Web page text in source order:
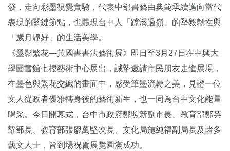
發，走向彩墨視覺實驗，代表中部書藝由典範承續邁向當代
表現的關鍵節點，也體現台中人「蹽溪過嶺」的堅毅韌性與
「歲月靜好」的生活美學。
《墨影繁花—黃國書書法藝術展》即日至3月27日在中興大
學圖書館七樓藝術中心展出，誠摯邀請市民朋友走進展場，
在墨色與繁花交織的畫面中，感受筆墨流轉之美，見證一位
文人從政者優雅轉身後的藝術新生，也一同為台中文化能量
喝采。今日開幕式，台中市政府鄭照新副市長、教育部鄭英
耀部長、教育部張廖萬堅次長、文化局施純福副局長及諸多
藝文人士，皆到場祝賀展覽圓滿成功。